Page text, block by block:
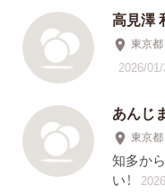
高見澤
東京都
2026/
あんじ
東京都
知多か
い！